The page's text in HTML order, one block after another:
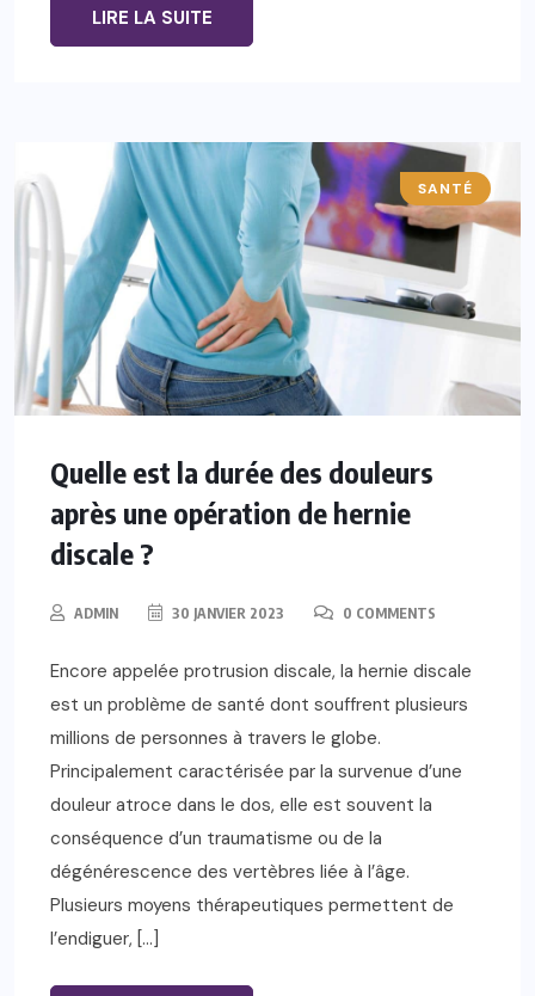
LIRE LA SUITE
SANTÉ
Quelle est la durée des douleurs
après une opération de hernie
discale ?
ADMIN 30 JANVIER 2023 0 COMMENTS
Encore appelée protrusion discale, la hernie discale
est un problème de santé dont souffrent plusieurs
millions de personnes à travers le globe.
Principalement caractérisée par la survenue d’une
douleur atroce dans le dos, elle est souvent la
conséquence d’un traumatisme ou de la
dégénérescence des vertèbres liée à l’âge.
Plusieurs moyens thérapeutiques permettent de
l’endiguer, […]